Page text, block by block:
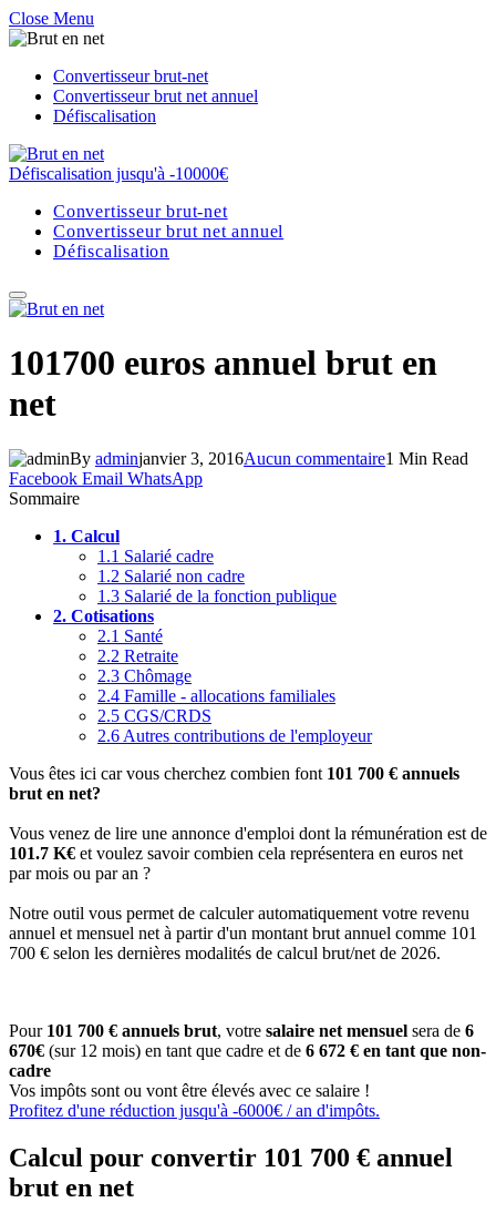
Close Menu
Convertisseur brut-net
Convertisseur brut net annuel
Défiscalisation
Défiscalisation jusqu'à -10000€
Convertisseur brut-net
Convertisseur brut net annuel
Défiscalisation
101700 euros annuel brut en
net
By adminjanvier 3, 2016Aucun commentaire1 Min Read
Facebook Email WhatsApp
Sommaire
1. Calcul
1.1 Salarié cadre
1.2 Salarié non cadre
1.3 Salarié de la fonction publique
2. Cotisations
2.1 Santé
2.2 Retraite
2.3 Chômage
2.4 Famille - allocations familiales
2.5 CGS/CRDS
2.6 Autres contributions de l'employeur
Vous êtes ici car vous cherchez combien font 101 700 € annuels
brut en net?
Vous venez de lire une annonce d'emploi dont la rémunération est de
101.7 K€ et voulez savoir combien cela représentera en euros net
par mois ou par an ?
Notre outil vous permet de calculer automatiquement votre revenu
annuel et mensuel net à partir d'un montant brut annuel comme 101
700 € selon les dernières modalités de calcul brut/net de 2026.
Pour 101 700 € annuels brut, votre salaire net mensuel sera de 6
670€ (sur 12 mois) en tant que cadre et de 6 672 € en tant que non-
cadre
Vos impôts sont ou vont être élevés avec ce salaire !
Profitez d'une réduction jusqu'à -6000€ / an d'impôts.
Calcul pour convertir 101 700 € annuel
brut en net